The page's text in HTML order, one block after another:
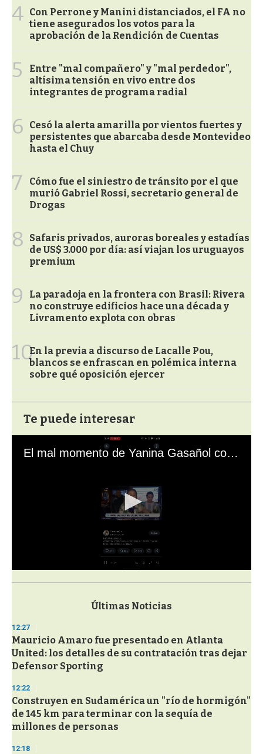
4 Con Perrone y Manini distanciados, el FA no
tiene asegurados los votos para la
aprobación de la Rendición de Cuentas
5
Entre "mal compañero" y "mal perdedor",
altísima tensión en vivo entre dos
integrantes de programa radial
6
Cesó la alerta amarilla por vientos fuertes y
persistentes que abarcaba desde Montevideo
hasta el Chuy
7
Cómo fue el siniestro de tránsito por el que
murió Gabriel Rossi, secretario general de
Drogas
8
Safaris privados, auroras boreales y estadías
de US$ 3.000 por día: así viajan los uruguayos
premium
9
La paradoja en la frontera con Brasil: Rivera
no construye edificios hace una década y
Livramento explota con obras
10En la previa a discurso de Lacalle Pou,
blancos se enfrascan en polémica interna
sobre qué oposición ejercer
Te puede interesar
El mal momento de Yanina Gasañol con un hincha argentino en "Subrayado"
s
d
s
o
f
3
s
e
c
o
n
s
Últimas Noticias
12:27
Mauricio Amaro fue presentado en Atlanta
United: los detalles de su contratación tras dejar
Defensor Sporting
12:22
Construyen en Sudamérica un "río de hormigón"
de 145 km para terminar con la sequía de
millones de personas
12:18